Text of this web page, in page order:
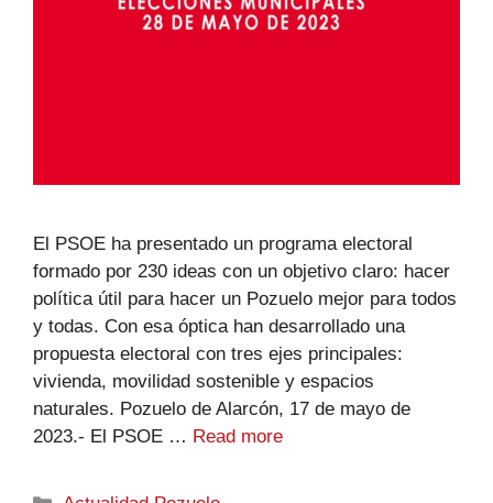
El PSOE ha presentado un programa electoral
formado por 230 ideas con un objetivo claro: hacer
política útil para hacer un Pozuelo mejor para todos
y todas. Con esa óptica han desarrollado una
propuesta electoral con tres ejes principales:
vivienda, movilidad sostenible y espacios
naturales. Pozuelo de Alarcón, 17 de mayo de
2023.- El PSOE … Read more